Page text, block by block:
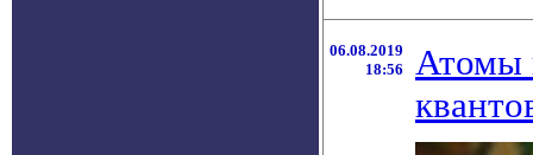
06.08.2019
18:56
Атомы